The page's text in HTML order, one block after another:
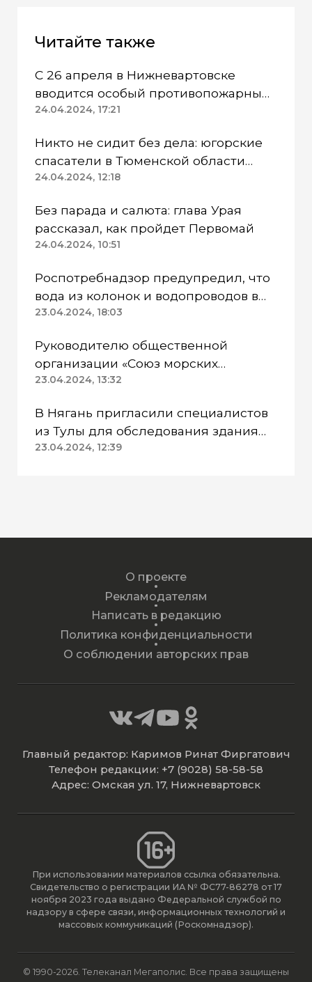
Читайте также
С 26 апреля в Нижневартовске
вводится особый противопожарный
режим
24.04.2024, 17:21
Никто не сидит без дела: югорские
спасатели в Тюменской области
работают в две смены
24.04.2024, 12:18
Без парада и салюта: глава Урая
рассказал, как пройдет Первомай
24.04.2024, 10:51
Роспотребнадзор предупредил, что
вода из колонок и водопроводов в
Казанском районе непригодна для
23.04.2024, 18:03
Руководителю общественной
организации «Союз морских
пехотинцев» Югры вынесли
23.04.2024, 13:32
В Нягань пригласили специалистов
из Тулы для обследования здания
ДК «Геолог»
23.04.2024, 12:39
О проекте
Рекламодателям
Написать в редакцию
Политика конфиденциальности
О соблюдении авторских прав
Главный редактор: Каримов Ринат Фиргатович
Телефон редакции: +7 (9028) 58-58-58
Адрес: Омская ул. 17, Нижневартовск
При использовании материалов ссылка обязательна.
Свидетельство о регистрации ИА № ФС77-86278 от 17
ноября 2023 года выдано Федеральной службой по
надзору в сфере связи, информационных технологий и
массовых коммуникаций (Роскомнадзор).
© 1990-2026. Телеканал Мегаполис. Все права защищены